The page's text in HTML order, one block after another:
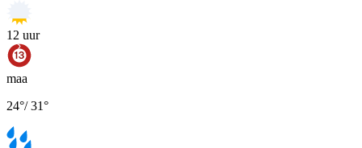
12 uur
maa
24°/31°